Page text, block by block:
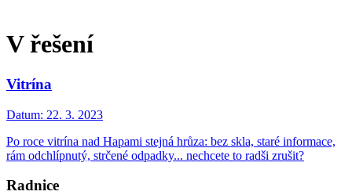
V řešení
Vitrína
Datum: 22. 3. 2023
Po roce vitrína nad Hapami stejná hrůza: bez skla, staré informace,
rám odchlípnutý, strčené odpadky... nechcete to radši zrušit?
Radnice